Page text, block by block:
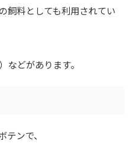
飼料としても利用されてい
などがあります。
ンで、